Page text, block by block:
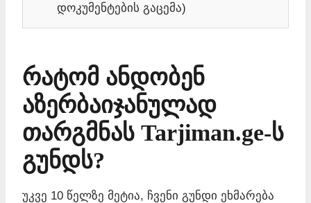
დოკუმენტების გაცემა)
რატომ ანდობენ
აზერბაიჯანულად
თარგმნას Tarjiman.ge-ს
გუნდს?
უკვე 10 წელზე მეტია, ჩვენი გუნდი ეხმარება